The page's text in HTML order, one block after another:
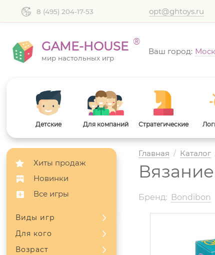
8 (495) 204-17-53 opt@ghtoys.ru
GAME-HOUSE ®
мир настольных игр
Ваш город:
Детские Для компаний Стратегические
Хиты продаж
Новинки
Все игры
Виды игр
Для кого
Возраст
Главная / Каталог
Бренд: Bondibon